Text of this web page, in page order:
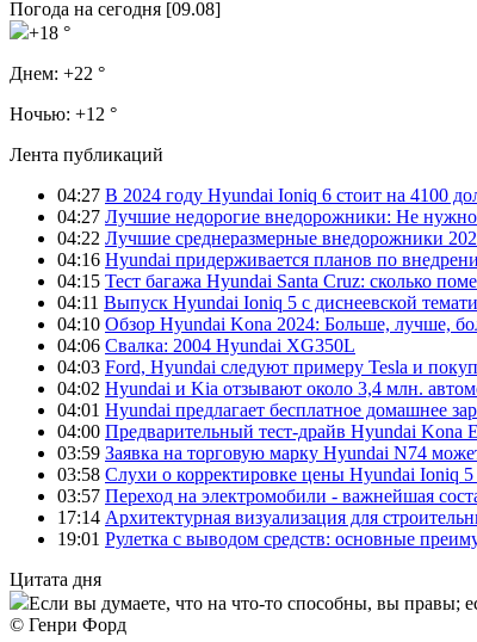
Погода на сегодня [09.08]
+18 °
Днем: +22 °
Ночью: +12 °
Лента публикаций
04:27 В 2024 году Hyundai Ioniq 6 стоит на 4100
04:27 Лучшие недорогие внедорожники: Не
04:22 Лучшие среднеразмерные внедорожники
04:16 Hyundai придерживается планов по
04:15 Тест багажа Hyundai Santa Cruz: сколько
04:11 Выпуск Hyundai Ioniq 5 с диснеевской
04:10 Обзор Hyundai Kona 2024: Больше, лучше,
04:06 Свалка: 2004 Hyundai XG350L
04:03 Ford, Hyundai следуют примеру Tesla и
04:02 Hyundai и Kia отзывают около 3,4 млн.
04:01 Hyundai предлагает бесплатное домашнее
04:00 Предварительный тест-драйв Hyundai
03:59 Заявка на торговую марку Hyundai N74
03:58 Слухи о корректировке цены Hyundai Ioniq 5
03:57 Переход на электромобили - важнейшая
17:14 Архитектурная визуализация для
19:01 Рулетка с выводом средств: основные
Цитата дня
Если вы думаете, что на что-то способны, вы правы;
© Генри Форд